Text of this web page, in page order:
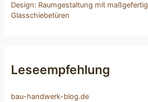
Design: Raumgestaltung mit
Glasschiebetüren
Leseempfehlung
bau-handwerk-blog.de